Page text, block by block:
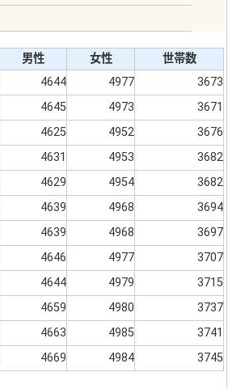
男性 女性
世帯数
4644 4977
3673
4645 4973
3671
4625 4952
3676
4631 4953
3682
4629 4954
3682
4639 4968
3694
4639 4968
3697
4646 4977
3707
4644 4979
3715
4659 4980
3737
4663 4985
3741
4669 4984 3745